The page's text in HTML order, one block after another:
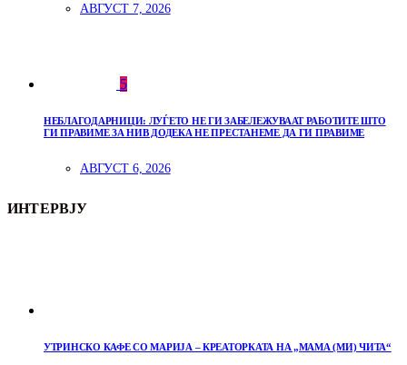
АВГУСТ 7, 2026
5
НЕБЛАГОДАРНИЦИ: ЛУЃЕТО НЕ ГИ ЗАБЕЛЕЖУВААТ РАБОТИТЕ ШТО
ГИ ПРАВИМЕ ЗА НИВ ДОДЕКА НЕ ПРЕСТАНЕМЕ ДА ГИ ПРАВИМЕ
АВГУСТ 6, 2026
ИНТЕРВЈУ
УТРИНСКО КАФЕ СО МАРИЈА – КРЕАТОРКАТА НА „МАМА (МИ) ЧИТА“